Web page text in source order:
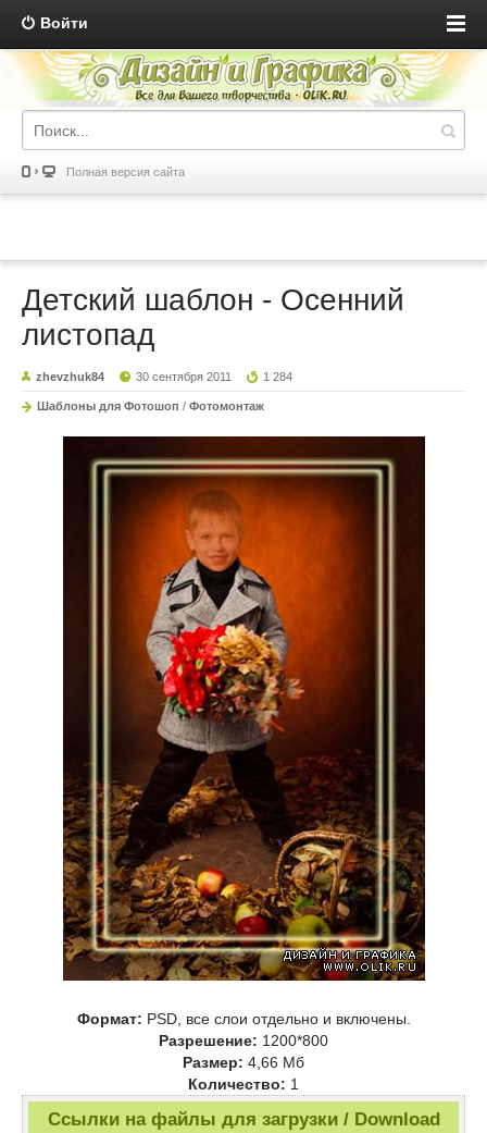
Войти
Полная версия сайта
Детский шаблон - Осенний
листопад
zhevzhuk84 30 сентября 2011 1 284
Шаблоны для Фотошоп / Фотомонтаж
Формат: PSD, все слои отдельно и включены.
Разрешение: 1200*800
Размер: 4,66 Mб
Количество: 1
Ссылки на файлы для загрузки / Download